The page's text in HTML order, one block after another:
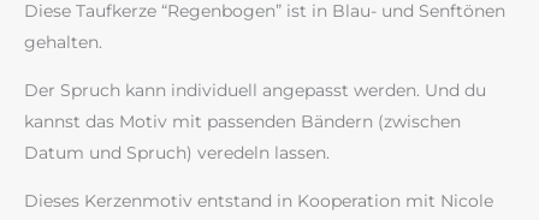
Diese Taufkerze “Regenbogen” ist in Blau- und Senftönen
gehalten.
Der Spruch kann individuell angepasst werden. Und du
kannst das Motiv mit passenden Bändern (zwischen
Datum und Spruch) veredeln lassen.
Dieses Kerzenmotiv entstand in Kooperation mit Nicole